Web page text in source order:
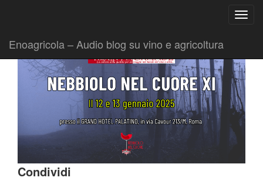
Enoagricola – Audio blog su vino e agricoltura
Condividi